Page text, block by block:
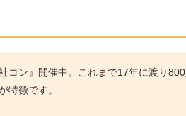
コン』開催中。これまで17年に渡り
特徴です。